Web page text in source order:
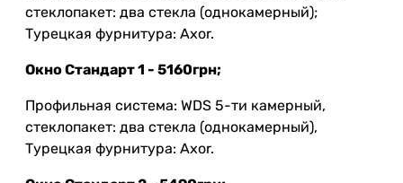
стеклопакет: два стекла (однокамерный);
Турецкая фурнитура: Axor.
Окно Стандарт 1 - 5160грн;
Профильная система: WDS 5-ти камерный,
стеклопакет: два стекла (однокамерный),
Турецкая фурнитура: Axor.